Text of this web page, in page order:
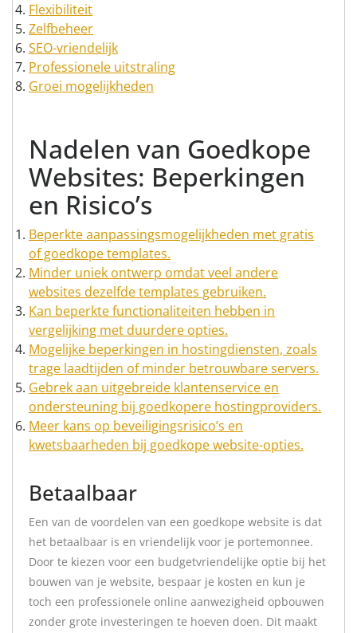
Flexibiliteit
Zelfbeheer
SEO-vriendelijk
Professionele uitstraling
Groei mogelijkheden
Nadelen van Goedkope
Websites: Beperkingen
en Risico’s
Beperkte aanpassingsmogelijkheden met gratis
of goedkope templates.
Minder uniek ontwerp omdat veel andere
websites dezelfde templates gebruiken.
Kan beperkte functionaliteiten hebben in
vergelijking met duurdere opties.
Mogelijke beperkingen in hostingdiensten, zoals
trage laadtijden of minder betrouwbare servers.
Gebrek aan uitgebreide klantenservice en
ondersteuning bij goedkopere hostingproviders.
Meer kans op beveiligingsrisico’s en
kwetsbaarheden bij goedkope website-opties.
Betaalbaar
Een van de voordelen van een goedkope website is dat
het betaalbaar is en vriendelijk voor je portemonnee.
Door te kiezen voor een budgetvriendelijke optie bij het
bouwen van je website, bespaar je kosten en kun je
toch een professionele online aanwezigheid opbouwen
zonder grote investeringen te hoeven doen. Dit maakt